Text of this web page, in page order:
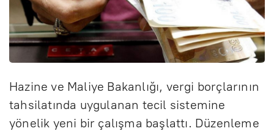
Hazine ve Maliye Bakanlığı, vergi borçlarının
tahsilatında uygulanan tecil sistemine
yönelik yeni bir çalışma başlattı. Düzenleme